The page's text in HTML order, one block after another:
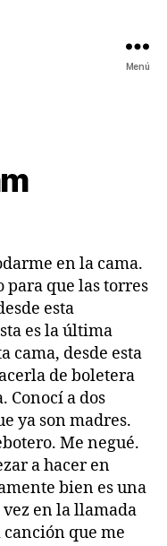
Menú
en la cama.
que las torres
esta
es la última
cama, desde esta
de boletera
Conocí a dos
ya son madres.
Me negué.
a hacer en
bien es una
en la llamada
que me